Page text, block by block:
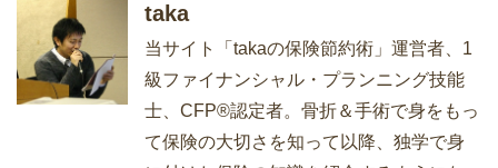
taka
当サイト「takaの保険節約術」運営者、1
級ファイナンシャル・プランニング技能
士、CFP®認定者。骨折＆手術で身をもっ
て保険の大切さを知って以降、独学で身